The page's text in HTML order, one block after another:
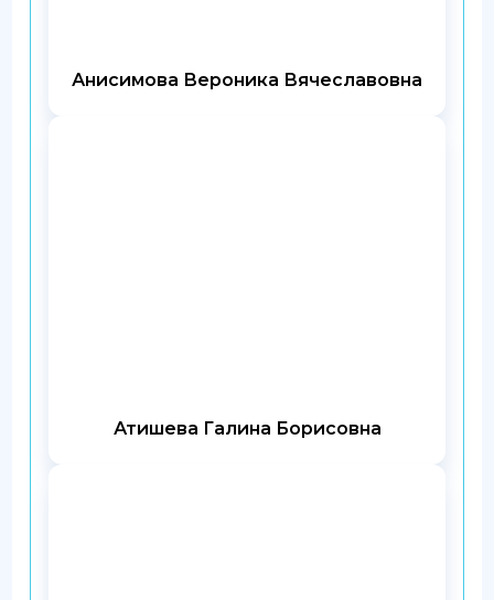
Анисимова Вероника Вячеславовна
Атишева Галина Борисовна